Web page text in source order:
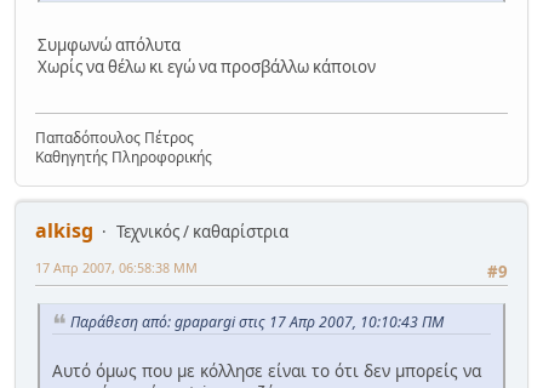
Συμφωνώ απόλυτα
Χωρίς να θέλω κι εγώ να προσβάλλω κάποιον
Παπαδόπουλος Πέτρος
Καθηγητής Πληροφορικής
alkisg
Τεχνικός / καθαρίστρια
#9
17 Απρ 2007, 06:58:38 ΜΜ
Παράθεση από: gpapargi στις 17 Απρ 2007, 10:10:43 ΠΜ
Αυτό όμως που με κόλλησε είναι το ότι δεν μπορείς να